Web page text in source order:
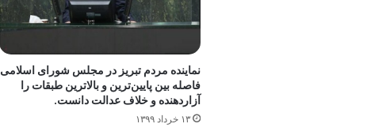
نماینده مردم تبریز در مجلس شورای اسلامی
فاصله بین پایین‌ترین و بالاترین طبقات را
آزاردهنده و خلاف عدالت دانست.
۱۳ خرداد ۱۳۹۹